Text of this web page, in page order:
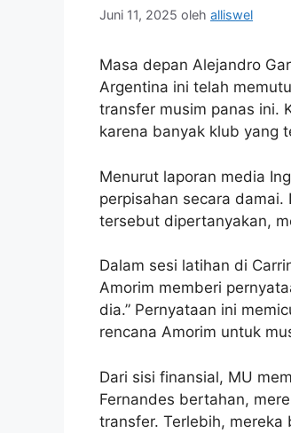
Juni 11, 2025 oleh alliswel
Masa depan Alejandro
Argentina ini telah
transfer musim panas ini.
karena banyak klub yang
Menurut laporan media
perpisahan secara
tersebut dipertanyakan,
Dalam sesi latihan di
Amorim memberi
dia.” Pernyataan ini
rencana Amorim untuk
Dari sisi finansial, MU
Fernandes bertahan,
transfer. Terlebih, mereka